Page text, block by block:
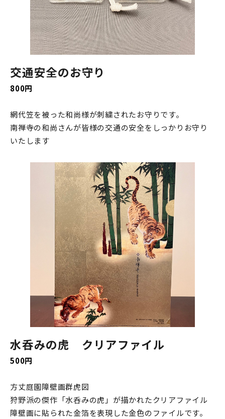
交通安全のお守り
800円
網代笠を被った和尚様が刺繍されたお守りです。
南禅寺の和尚さんが皆様の交通の安全をしっかりお守り
いたします
水呑みの虎 クリアファイル
500円
方丈庭園障壁画群虎図
狩野派の傑作「水呑みの虎」が描かれたクリアファイル
障壁画に貼られた金箔を表現した金色のファイルです。